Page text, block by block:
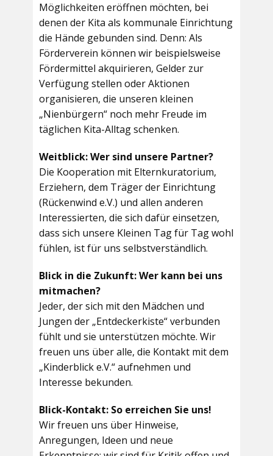
Möglichkeiten eröffnen möchten, bei
denen der Kita als kommunale Einrichtung
die Hände gebunden sind. Denn: Als
Förderverein können wir beispielsweise
Fördermittel akquirieren, Gelder zur
Verfügung stellen oder Aktionen
organisieren, die unseren kleinen
„Nienbürgern“ noch mehr Freude im
täglichen Kita-Alltag schenken.
Weitblick: Wer sind unsere Partner?
Die Kooperation mit Elternkuratorium,
Erziehern, dem Träger der Einrichtung
(Rückenwind e.V.) und allen anderen
Interessierten, die sich dafür einsetzen,
dass sich unsere Kleinen Tag für Tag wohl
fühlen, ist für uns selbstverständlich.
Blick in die Zukunft: Wer kann bei uns
mitmachen?
Jeder, der sich mit den Mädchen und
Jungen der „Entdeckerkiste“ verbunden
fühlt und sie unterstützen möchte. Wir
freuen uns über alle, die Kontakt mit dem
„Kinderblick e.V.“ aufnehmen und
Interesse bekunden.
Blick-Kontakt: So erreichen Sie uns!
Wir freuen uns über Hinweise,
Anregungen, Ideen und neue